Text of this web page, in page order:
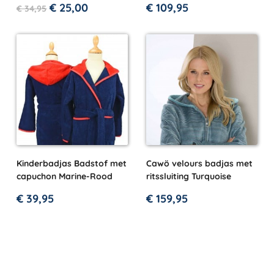
€34,95 € 25,00 € 109,95
Kinderbadjas Badstof met
capuchon Marine-Rood
€ 39,95
Cawö velours badjas met
ritssluiting Turquoise
€ 159,95